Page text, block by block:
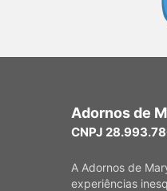
Adornos de
CNPJ
A Adornos de
experiências